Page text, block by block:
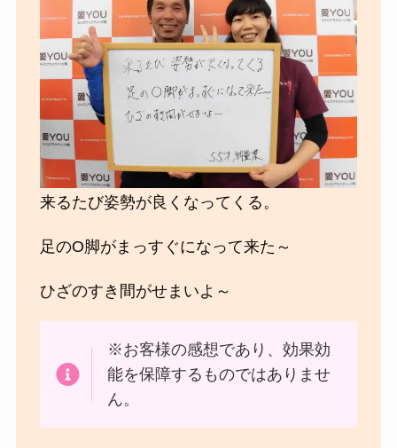
来るたび姿勢が良くなってくる。
足のO脚がまっすぐになって来た～
ひざのすき間がせまいよ～
※お客様の感想であり、効果効
能を保障するものではありませ
ん。